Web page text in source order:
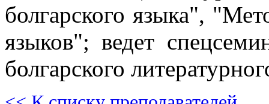
болгарского языка",
языков"; ведет
болгарского